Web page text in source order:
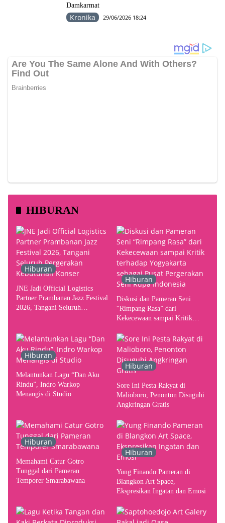
Damkarmat
Kronika 29/06/2026 18:24
HIBURAN
Hiburan
JNE Jadi Official Logistics
Partner Prambanan Jazz Festival
2026, Tangani Seluruh
Hiburan
Diskusi dan Pameran Seni
“Rimpang Rasa” dari
Kekecewaan sampai Kritik
Pusat Pergerakan Seni Rupa
Indonesia
Hiburan
Melantunkan Lagu “Dan Aku
Rindu”, Indro Warkop
Menangis di Studio
Hiburan
Sore Ini Pesta Rakyat di
Malioboro, Penonton Disuguhi
Angkringan Gratis
Hiburan
Memahami Catur Gotro
Tunggal dari Pameran
Temporer Smarabawana
Hiburan
Yung Finando Pameran di
Blangkon Art Space,
Ekspresikan Ingatan dan Emosi